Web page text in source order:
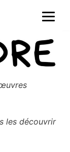
les découvrir